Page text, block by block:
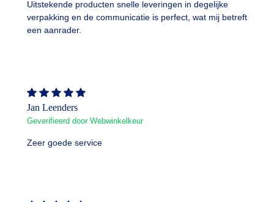
Uitstekende producten snelle leveringen in degelijke
verpakking en de communicatie is perfect, wat mij betreft
een aanrader.
Jan Leenders
Geverifieerd door Webwinkelkeur
Zeer goede service